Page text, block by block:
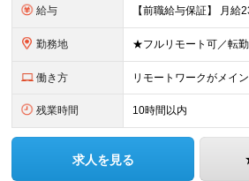
給与
勤務地
働き方 リモートワークがメイン
残業時間 10時間以内
求人を見る